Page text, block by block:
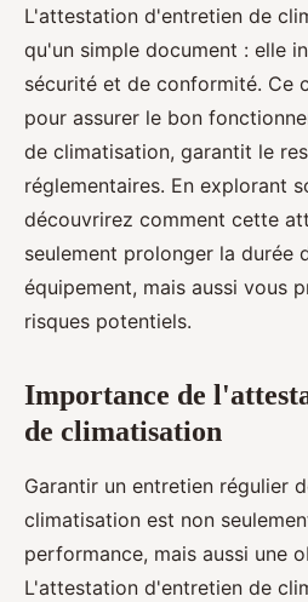
L'attestation
climatisation : un
indispensable
Mya•16 mars 2025•3 min de
L'attestation d'entretien de
qu'un simple document : elle
sécurité et de conformité. Ce
pour assurer le bon
de climatisation, garantit le
réglementaires. En explorant
découvrirez comment cette
seulement prolonger la durée
équipement, mais aussi vous
risques potentiels.
Importance de
de climatisation
Garantir un entretien régulier
climatisation est non
performance, mais aussi une
L'attestation d'entretien de